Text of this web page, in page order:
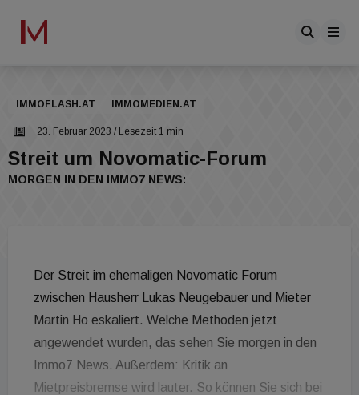
IMMOFLASH.AT IMMOMEDIEN.AT
23. Februar 2023 / Lesezeit 1 min
Streit um Novomatic-Forum
MORGEN IN DEN IMMO7 NEWS:
Der Streit im ehemaligen Novomatic Forum
zwischen Hausherr Lukas Neugebauer und Mieter
Martin Ho eskaliert. Welche Methoden jetzt
angewendet wurden, das sehen Sie morgen in den
Immo7 News. Außerdem: Kritik an
Mietpreisbremse wird lauter. So können Sie sich bei